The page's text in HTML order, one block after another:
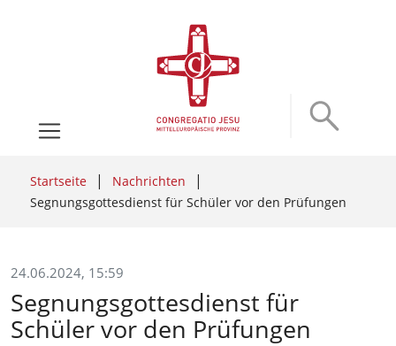
Startseite
Nachrichten
Segnungsgottesdienst für Schüler vor den Prüfungen
24.06.2024, 15:59
Segnungsgottesdienst für
Schüler vor den Prüfungen